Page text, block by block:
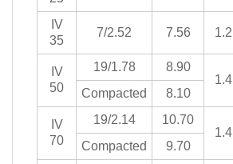
IV
35
7/2.52 7.56 1.2
IV
50
19/1.78
8.90
1.4
Compacted
8.10
IV
70
19/2.14
10.70
1.4
Compacted
9.70